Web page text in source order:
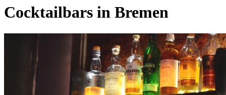
Cocktailbars in Bremen